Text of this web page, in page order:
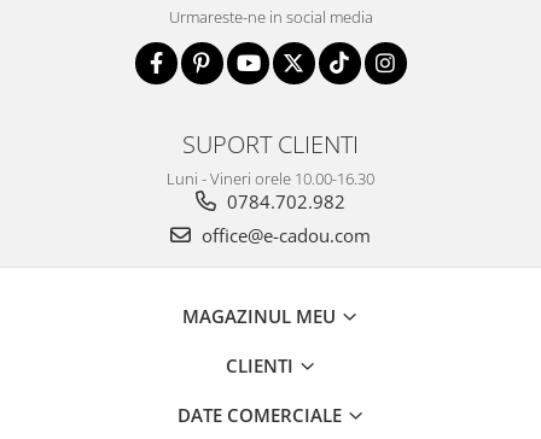
Urmareste-ne in social media
SUPORT CLIENTI
Luni - Vineri orele 10.00-16.30
0784.702.982
office@e-cadou.com
MAGAZINUL MEU
CLIENTI
DATE COMERCIALE